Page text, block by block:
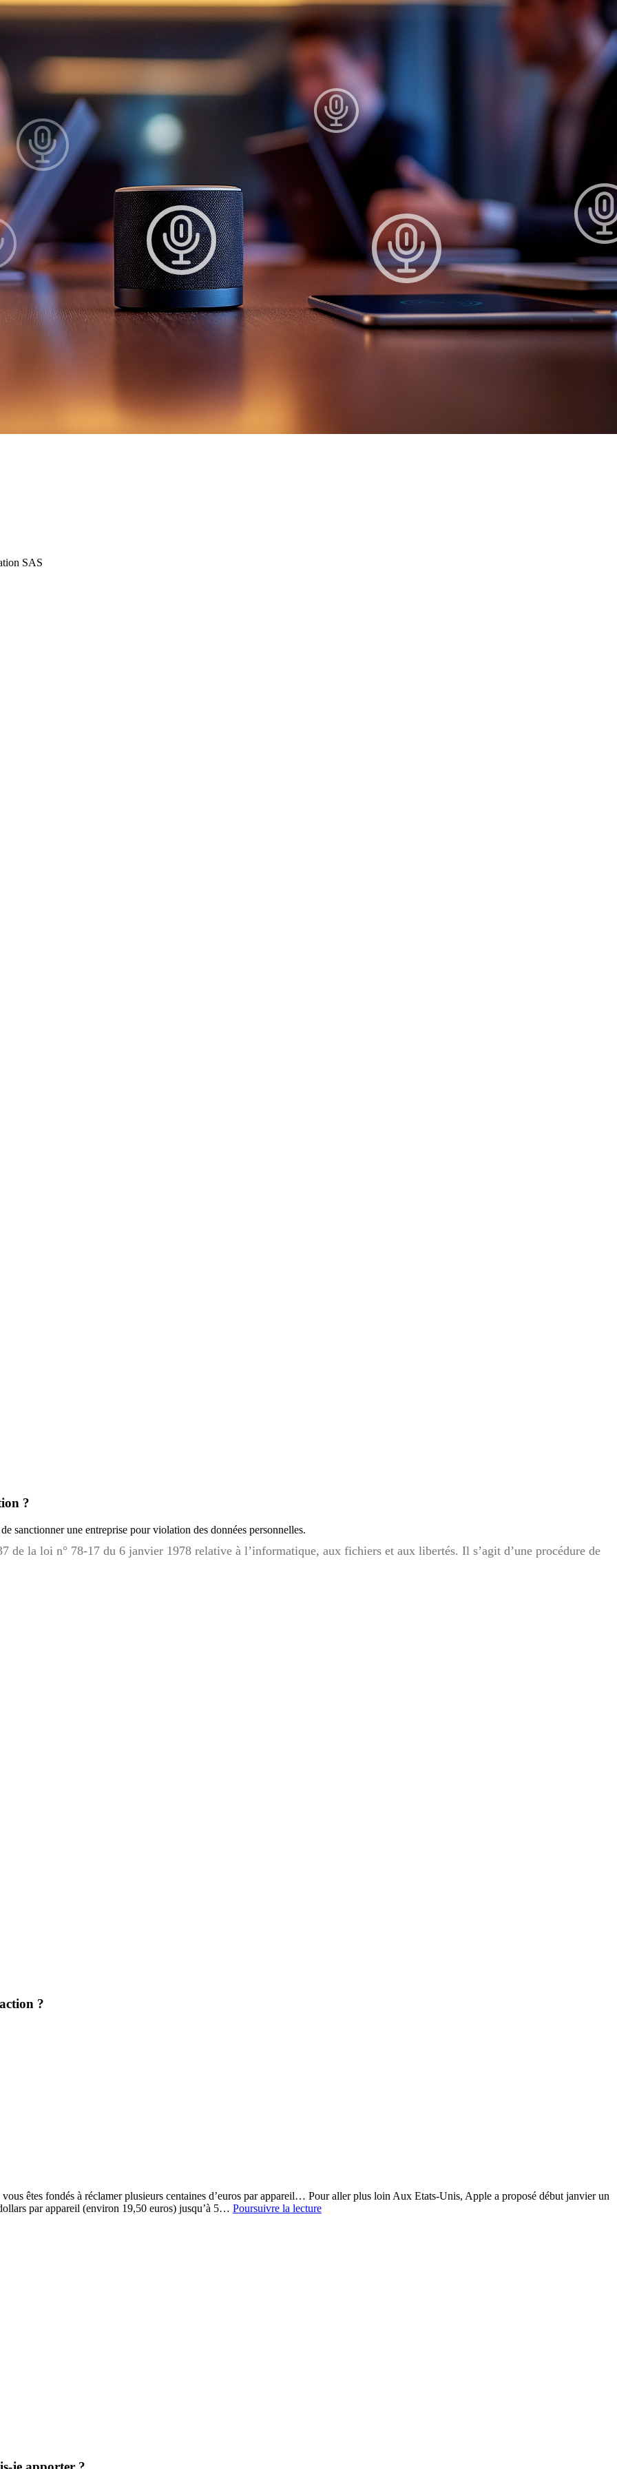
SAS
?
sanctionner une entreprise pour violation des données personnelles.
de la loi n° 78-17 du 6 janvier 1978 relative à l’informatique, aux fichiers et aux libertés. Il s’agit d’une procédure de
?
êtes fondés à réclamer plusieurs centaines d’euros par appareil… Pour aller plus loin Aux Etats-Unis, Apple a proposé début janvier un
par appareil (environ 19,50 euros) jusqu’à 5… Poursuivre la lectureEcoutes